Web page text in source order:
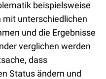
beispielsweise
mit unterschiedlichen
und die Ergebnisse
verglichen werden
dass
Status ändern und